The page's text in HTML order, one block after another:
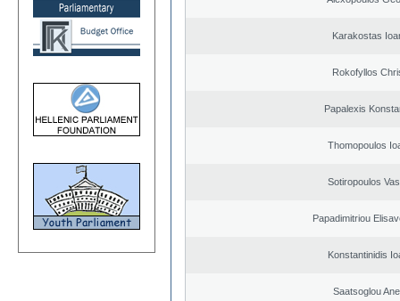
Karakostas
Rokofyllos
Papalexis
Thomopoulos
Sotiropoulos
Papadimitriou
Konstantinidis
Saatsoglou